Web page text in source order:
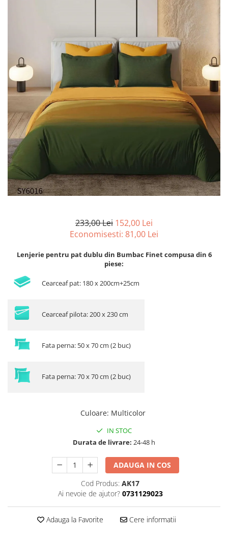
Lenjerii de pat Damasc
Lenjerii de pat Finet + 2 Draperii
Lenjerii de pat Finet cu PLIURI
Lenjerii de pat finet Home
Lenjerii de pat Saten 4 piese cu
elastic
233,00 Lei 152,00 Lei
Economisesti: 81,00 Lei
Lenjerie pentru pat dublu din Bumbac Finet compusa din 6
piese:
Cearceaf pat: 180 x 200cm+25cm
Cearceaf pilota: 200 x 230 cm
Fata perna: 50 x 70 cm (2 buc)
Fata perna: 70 x 70 cm (2 buc)
Culoare: Multicolor
IN STOC
Durata de livrare: 24-48 h
ADAUGA IN COS
Cod Produs: AK17
Ai nevoie de ajutor? 0731129023
Adauga la Favorite Cere informatii